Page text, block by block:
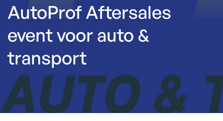
AutoProf Aftersales
event voor auto &
transport